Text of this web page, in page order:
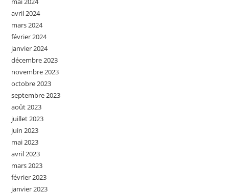
avril 2024
mars 2024
février 2024
janvier 2024
décembre 2023
novembre 2023
octobre 2023
septembre 2023
août 2023
juillet 2023
juin 2023
mai 2023
avril 2023
mars 2023
février 2023
janvier 2023